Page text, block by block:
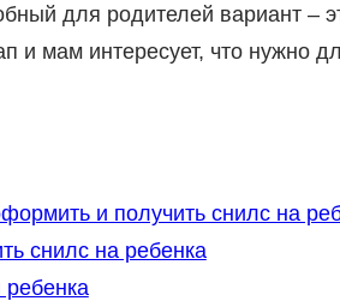
для родителей вариант –
и мам интересует, что нужно
и получить снилс на
снилс на ребенка